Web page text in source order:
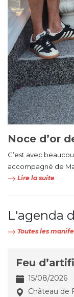
Noce d’or
C’est avec
accompagné de
Lire la suite
L'agenda
Toutes les
Feu
15/08/2026
Château de